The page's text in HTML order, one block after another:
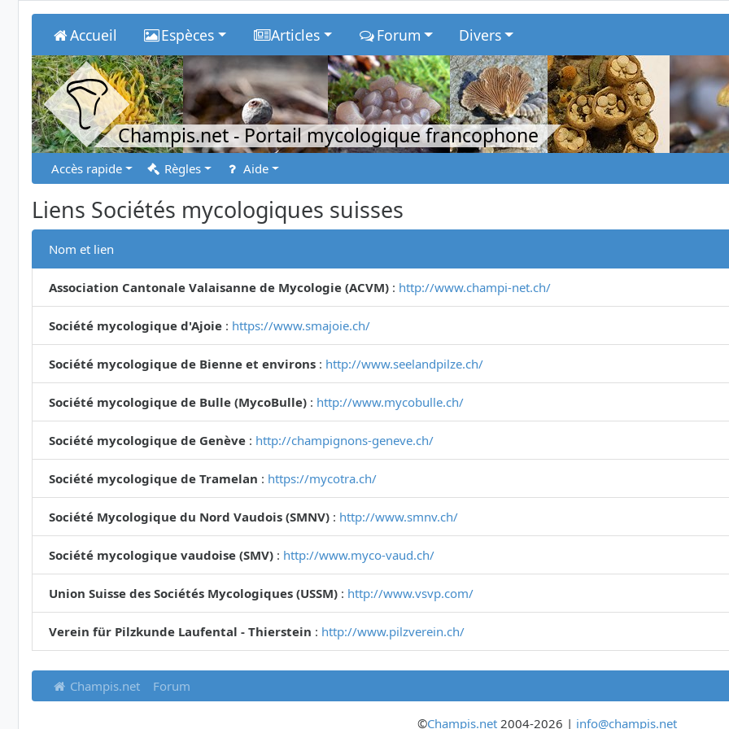
Accueil Espèces Articles Forum Divers
Champis.net- Portail mycologique francophone
Accès rapide Règles Aide
Liens Sociétés mycologiques suisses
Nom et lien
Association Cantonale Valaisanne de Mycologie (ACVM) : http://www.champi-net.ch/
Société mycologique d'Ajoie : https://www.smajoie.ch/
Société mycologique de Bienne et environs : http://www.seelandpilze.ch/
Société mycologique de Bulle (MycoBulle) : http://www.mycobulle.ch/
Société mycologique de Genève : http://champignons-geneve.ch/
Société mycologique de Tramelan : https://mycotra.ch/
Société Mycologique du Nord Vaudois (SMNV) : http://www.smnv.ch/
Société mycologique vaudoise (SMV) : http://www.myco-vaud.ch/
Union Suisse des Sociétés Mycologiques (USSM) : http://www.vsvp.com/
Verein für Pilzkunde Laufental - Thierstein : http://www.pilzverein.ch/
Champis.net Forum
©Champis.net2004-2026 | info@champis.net